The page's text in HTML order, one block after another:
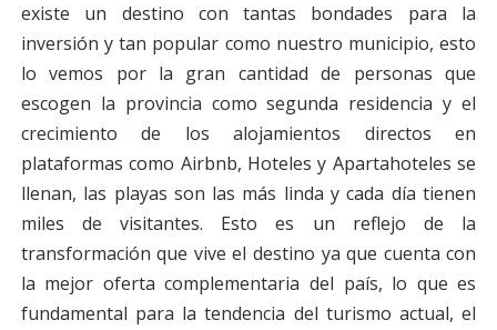
existe un destino con tantas bondades para la
inversión y tan popular como nuestro municipio, esto
lo vemos por la gran cantidad de personas que
escogen la provincia como segunda residencia y el
crecimiento de los alojamientos directos en
plataformas como Airbnb, Hoteles y Apartahoteles se
llenan, las playas son las más linda y cada día tienen
miles de visitantes. Esto es un reflejo de la
transformación que vive el destino ya que cuenta con
la mejor oferta complementaria del país, lo que es
fundamental para la tendencia del turismo actual, el